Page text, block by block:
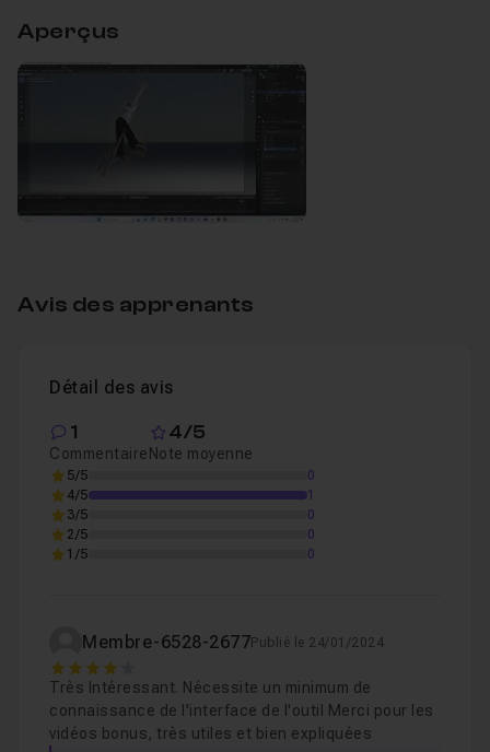
0.5 - AJOUT/BONUS N°1 (utilisation de
Aperçus
Avis des apprenants
Détail des avis
1
Commentaire
4/5
Note moyenne
5/5
0
4/5
1
3/5
0
2/5
0
1/5
0
Membre-6528-2677Publié le 24/01/2024
4
Très Intéressant. Nécessite un minimum de
connaissance de l'interface de l'outil Merci pour les
vidéos bonus, très utiles et bien expliquées